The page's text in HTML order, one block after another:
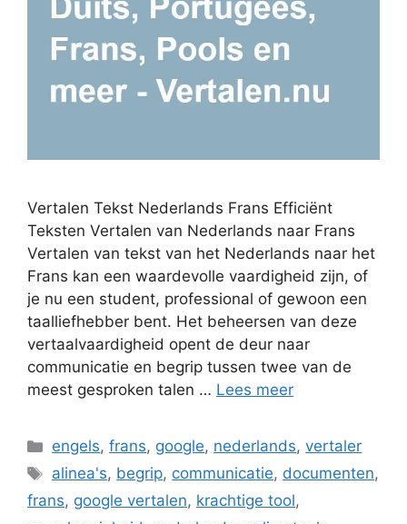
Vertalen Tekst Nederlands Frans Efficiënt
Teksten Vertalen van Nederlands naar Frans
Vertalen van tekst van het Nederlands naar het
Frans kan een waardevolle vaardigheid zijn, of
je nu een student, professional of gewoon een
taalliefhebber bent. Het beheersen van deze
vertaalvaardigheid opent de deur naar
communicatie en begrip tussen twee van de
meest gesproken talen … Lees meer
Categorieën
engels,frans, google, nederlands,vertaler
Tags
alinea's, begrip, communicatie, documenten,
frans, google vertalen, krachtige tool,